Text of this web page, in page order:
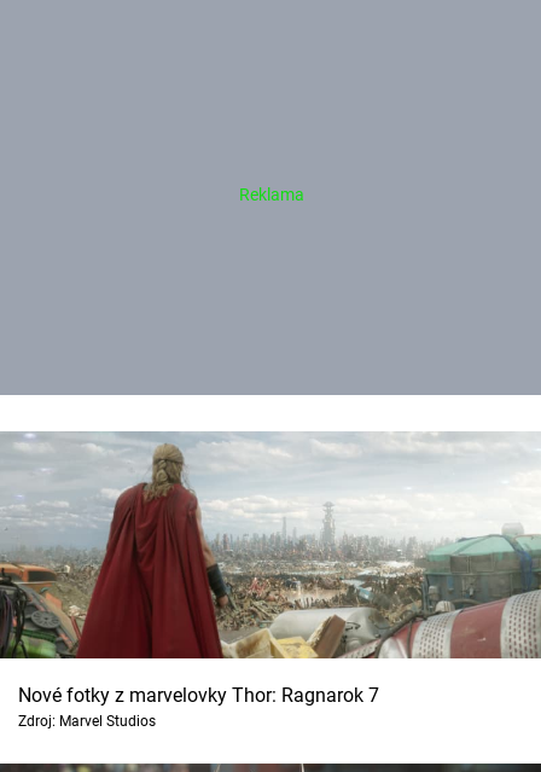
Nové fotky z marvelovky Thor: Ragnarok 7
Zdroj: Marvel Studios